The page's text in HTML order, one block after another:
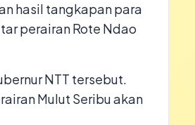
hasil tangkapan para
perairan Rote Ndao
NTT tersebut.
Mulut Seribu akan